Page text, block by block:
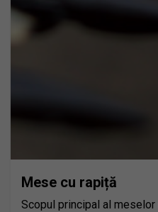
Mese cu rapiță
Scopul principal al